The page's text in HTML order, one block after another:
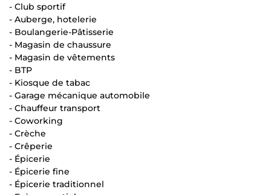
- Club sportif
- Auberge, hotelerie
- Boulangerie-Pâtisserie
- Magasin de chaussure
- Magasin de vêtements
- BTP
- Kiosque de tabac
- Garage mécanique automobile
- Chauffeur transport
- Coworking
- Crèche
- Crêperie
- Épicerie
- Épicerie fine
- Épicerie traditionnel